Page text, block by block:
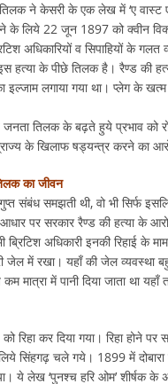
ने केसरी के एक लेख में ‘ए वास्ट
के लिये 22 जून 1897 को क्वीन
अधिकारियों व सिपाहियों के
हत्या के पीछे तिलक है। रैण्ड की
इल्जाम लगाया गया था। प्लेग के
तिलक के बढ़ते हुये प्रभाव को
के खिलाफ षड्यन्त्र करने का
का जीवन
समझती थी, वो भी सिर्फ
पर सरकार रैण्ड की हत्या के
ब्रिटिश अधिकारी इनकी रिहाई के
जेल में रखा। यहाँ की जेल व्यवस्था
कम मात्रा में पानी दिया जाता
रिहा कर दिया गया। रिहा होने
सिंहगढ़ चले गये। 1899 में
लेख ‘पुनश्च हरि ओम’ शीर्षक के